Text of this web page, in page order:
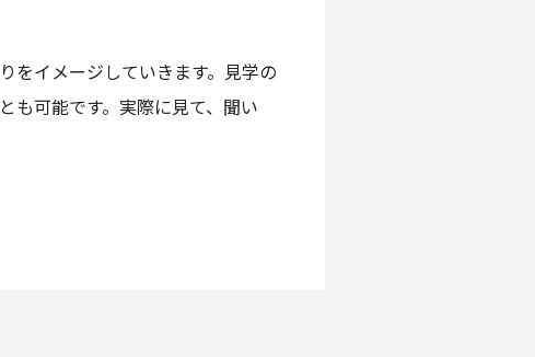
をイメージしていきます。見学の
も可能です。実際に見て、聞い